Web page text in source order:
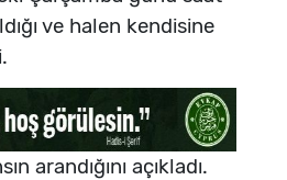
ve halen kendisine
arandığını açıkladı.